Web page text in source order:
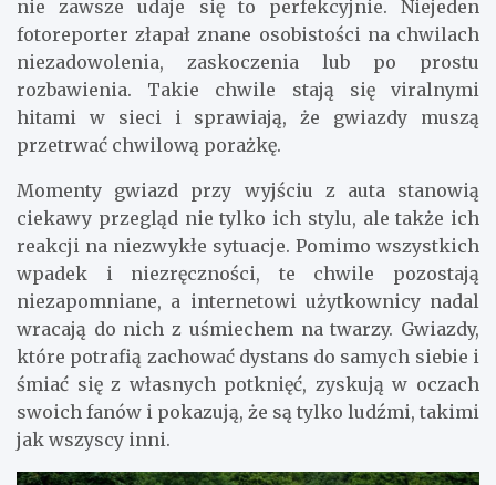
nie zawsze udaje się to perfekcyjnie. Niejeden
fotoreporter złapał znane osobistości na chwilach
niezadowolenia, zaskoczenia lub po prostu
rozbawienia. Takie chwile stają się viralnymi
hitami w sieci i sprawiają, że gwiazdy muszą
przetrwać chwilową porażkę.
Momenty gwiazd przy wyjściu z auta stanowią
ciekawy przegląd nie tylko ich stylu, ale także ich
reakcji na niezwykłe sytuacje. Pomimo wszystkich
wpadek i niezręczności, te chwile pozostają
niezapomniane, a internetowi użytkownicy nadal
wracają do nich z uśmiechem na twarzy. Gwiazdy,
które potrafią zachować dystans do samych siebie i
śmiać się z własnych potknięć, zyskują w oczach
swoich fanów i pokazują, że są tylko ludźmi, takimi
jak wszyscy inni.